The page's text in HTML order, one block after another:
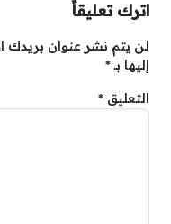
اترك تعليقاً
لن يتم نشر عنوان بريدك
إليها بـ*
التعليق *